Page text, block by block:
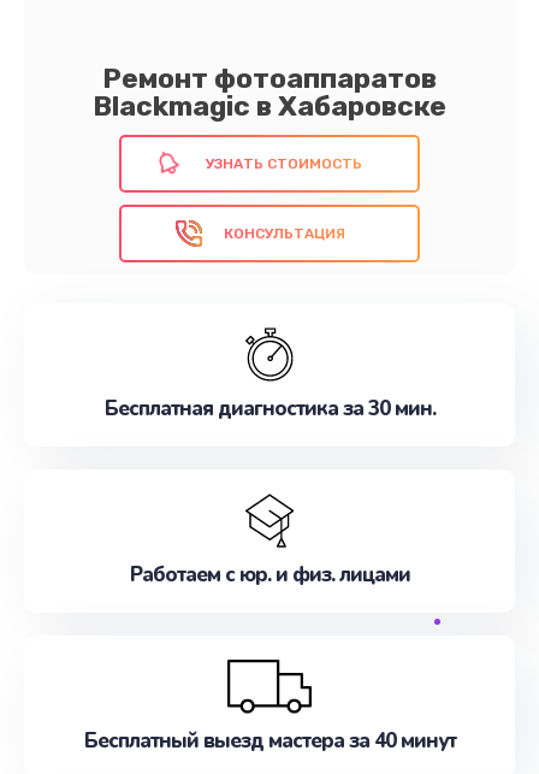
Ремонт фотоаппаратов
Blackmagic в Хабаровске
УЗНАТЬ СТОИМОСТЬ
КОНСУЛЬТАЦИЯ
Бесплатная диагностика за 30 мин.
Работаем с юр. и физ. лицами
Бесплатный выезд мастера за 40 минут